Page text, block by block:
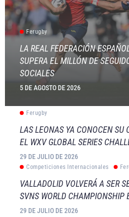
Ferugby
LA REAL FEDERACIÓN
SUPERA EL MILLÓN DE
SOCIALES
5 DE AGOSTO DE 2026
Ferugby
LAS LEONAS YA CONOCEN SU
EL WXV GLOBAL SERIES
29 DE JULIO DE 2026
Competiciones Internacionales
VALLADOLID VOLVERÁ A SER
SVNS WORLD CHAMPIONSHIP
29 DE JULIO DE 2026